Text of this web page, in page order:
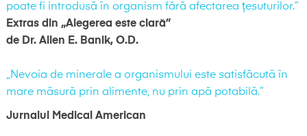
poate fi introdusă în organism fără afectarea țesuturilor.”
Extras din „Alegerea este clară”
de Dr. Allen E. Banik, O.D.
„Nevoia de minerale a organismului este satisfăcută în
mare măsură prin alimente, nu prin apă potabilă.”
Jurnalul Medical American